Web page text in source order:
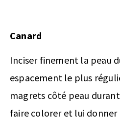
Canard
Inciser finement la peau
espacement le plus
magrets côté peau
faire colorer et lui donner